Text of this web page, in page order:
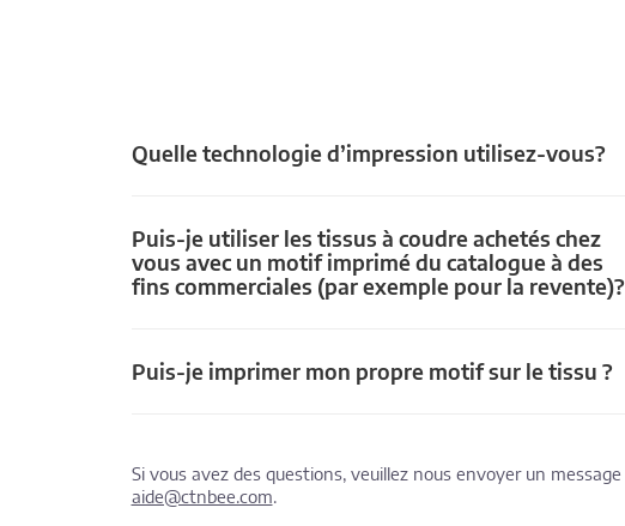
Quelle technologie d’impression utilisez-vous?
Puis-je utiliser les tissus à coudre achetés chez
vous avec un motif imprimé du catalogue à des
fins commerciales (par exemple pour la revente)?
Puis-je imprimer mon propre motif sur le tissu ?
Si vous avez des questions, veuillez nous envoyer un message
aide@ctnbee.com.